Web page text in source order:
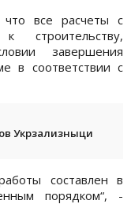
все расчеты с
строительству,
завершения
в соответствии с
Укрзализныци
составлен в
порядком“, -